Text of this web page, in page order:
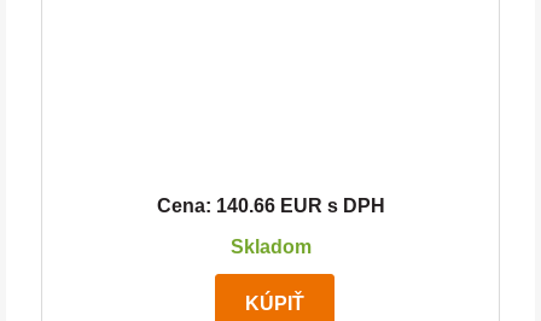
Cena: 140.66 EUR s DPH
Skladom
KÚPIŤ